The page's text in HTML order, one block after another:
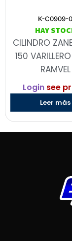
K-C0909-0
HAY
CILINDRO
150
RAMVEL
Login see
Leer más